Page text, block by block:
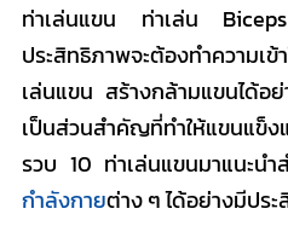
ท่าเล่นแขน ท่าเล่น
ประสิทธิภาพจะต้องทำความเ
เล่นแขน สร้างกล้ามแขนได้อ
เป็นส่วนสำคัญที่ทำให้แขนแข็
รวบ 10 ท่าเล่นแขนมาแนะน
กำลังกายต่าง ๆ ได้อย่างมีปร